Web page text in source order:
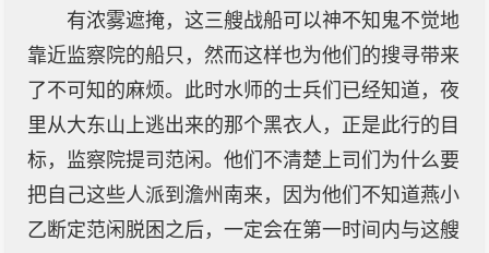
有浓雾遮掩，这三艘战船可以神不知鬼不觉地
靠近监察院的船只，然而这样也为他们的搜寻带来
了不可知的麻烦。此时水师的士兵们已经知道，夜
里从大东山上逃出来的那个黑衣人，正是此行的目
标，监察院提司范闲。他们不清楚上司们为什么要
把自己这些人派到澹州南来，因为他们不知道燕小
乙断定范闲脱困之后，一定会在第一时间内与这艘